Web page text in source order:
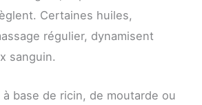
Certaines huiles,
régulier, dynamisent
sanguin.
base de ricin, de moutarde ou